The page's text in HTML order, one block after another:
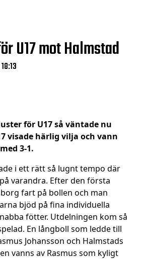
U17 mot Halmstad
för U17 så väntade nu
visade härlig vilja och vann
3-1.
i ett rätt så lugnt tempo där
varandra. Efter den första
fart på bollen och man
bjöd på fina individuella
fötter. Utdelningen kom så
En långboll som ledde till
Johansson och Halmstads
vanns av Rasmus som kyligt